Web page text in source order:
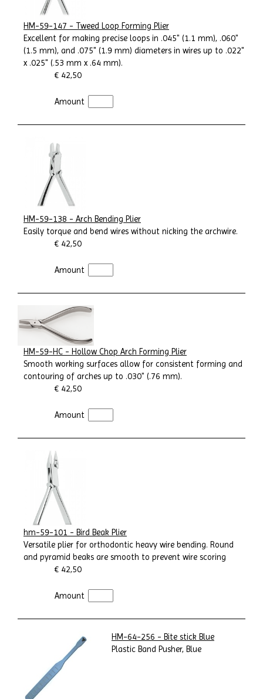
HM-59-147 - Tweed Loop Forming Plier
Excellent for making precise loops in .045" (1.1 mm), .060"
(1.5 mm), and .075" (1.9 mm) diameters in wires up to .022"
x .025" (.53 mm x .64 mm).
€ 42,50
Amount
HM-59-138 - Arch Bending Plier
Easily torque and bend wires without nicking the archwire.
€ 42,50
Amount
HM-59-HC - Hollow Chop Arch Forming Plier
Smooth working surfaces allow for consistent forming and
contouring of arches up to .030" (.76 mm).
€ 42,50
Amount
hm-59-101 - Bird Beak Plier
Versatile plier for orthodontic heavy wire bending. Round
and pyramid beaks are smooth to prevent wire scoring
€ 42,50
Amount
HM-64-256 - Bite stick Blue
Plastic Band Pusher, Blue